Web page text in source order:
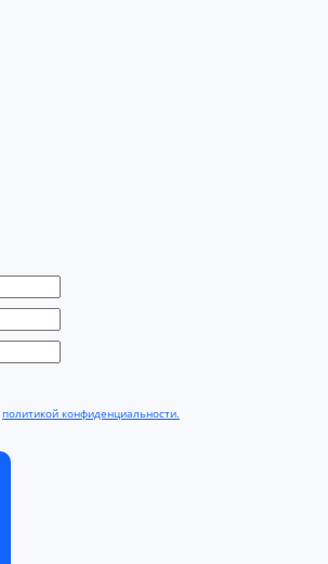
политикой конфиденциальности.